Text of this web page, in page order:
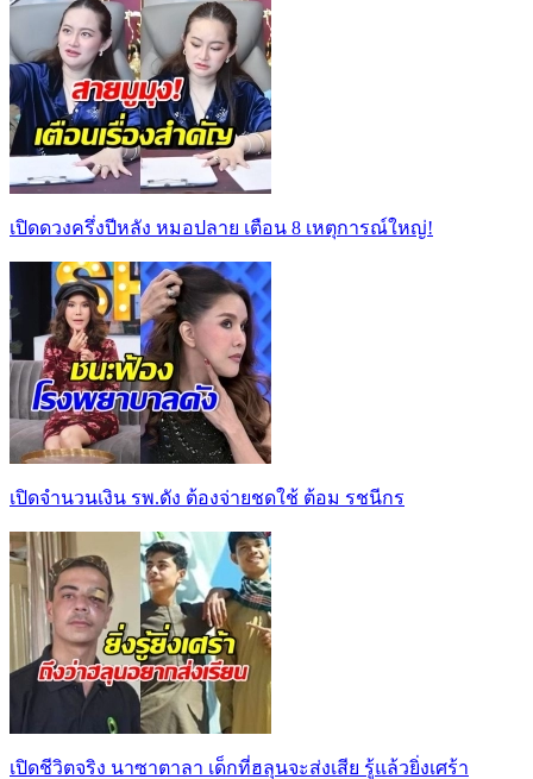
เปิดดวงครึ่งปีหลัง หมอปลาย เตือน 8 เหตุการณ์ใหญ่!
เปิดจำนวนเงิน รพ.ดัง ต้องจ่ายชดใช้ ต้อม รชนีกร
เปิดชีวิตจริง นาซาตาลา เด็กที่ฮลุนจะส่งเสีย รู้แล้วยิ่งเศร้า